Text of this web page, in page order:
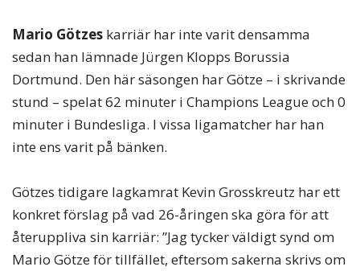
Mario Götzes karriär har inte varit densamma
sedan han lämnade Jürgen Klopps Borussia
Dortmund. Den här säsongen har Götze – i skrivande
stund – spelat 62 minuter i Champions League och 0
minuter i Bundesliga. I vissa ligamatcher har han
inte ens varit på bänken.
Götzes tidigare lagkamrat Kevin Grosskreutz har ett
konkret förslag på vad 26-åringen ska göra för att
återuppliva sin karriär: ”Jag tycker väldigt synd om
Mario Götze för tillfället, eftersom sakerna skrivs om